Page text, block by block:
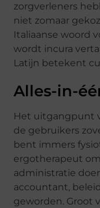
zorgverleners
niet zomaar
Italiaanse woord
wordt incura
Latijn betekent
Alles-in-éé
Het uitgangpunt
de gebruikers
bent immers
ergotherapeut
administratie
accountant,
geworden. Groot